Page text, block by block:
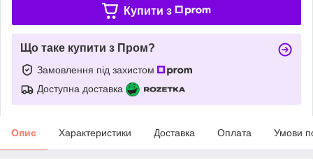
Купити з
Що таке купити з Пром?
Замовлення під захистом
Доступна доставка
Опис Характеристики Доставка Оплата Умови